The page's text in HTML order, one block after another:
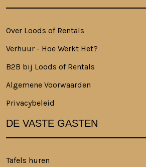
Over Loods of Rentals
Verhuur - Hoe Werkt Het?
B2B bij Loods of Rentals
Algemene Voorwaarden
Privacybeleid
DE VASTE GASTEN
Tafels huren